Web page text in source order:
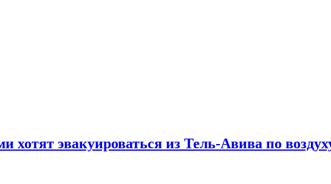
хотят эвакуироваться из Тель-Авива по